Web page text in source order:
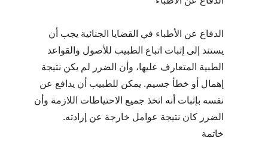
الدفاع عن الأطباء في القضايا الجنائية يجب أن
يستند إلى إثبات اتباع الطبيب للأصول والقواعد
الطبية المتعارف عليها، وأن الضرر لم يكن نتيجة
إهمال أو خطأ جسيم. يمكن للطبيب أن يدافع عن
نفسه بإثبات أنه اتخذ جميع الاحتياطات اللازمة وأن
الضرر كان نتيجة عوامل خارجة عن إرادته.
خاتمة